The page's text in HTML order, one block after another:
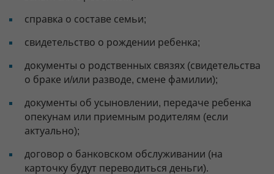
справка о составе семьи;
свидетельство о рождении ребенка;
документы о родственных связях (свидетельства
о браке и/или разводе, смене фамилии);
документы об усыновлении, передаче ребенка
опекунам или приемным родителям (если
актуально);
договор о банковском обслуживании (на
карточку будут переводиться деньги).